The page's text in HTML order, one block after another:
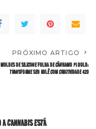
PRÓXIMO ARTIGO
MOLDES DE SILICONE FOLHA DE CÂNHAMO PJ BOLD:
TRANSFORME SEU ROLÊ COM CRIATIVIDADE 420
A CANNABIS ESTÁ